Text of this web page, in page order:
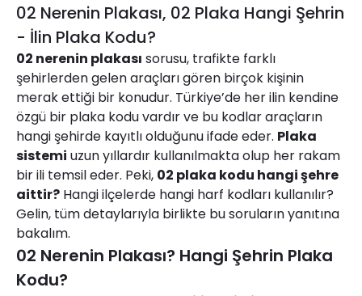
02 Nerenin Plakası, 02 Plaka Hangi Şehrin
- İlin Plaka Kodu?
02 nerenin plakası sorusu, trafikte farklı
şehirlerden gelen araçları gören birçok kişinin
merak ettiği bir konudur. Türkiye’de her ilin kendine
özgü bir plaka kodu vardır ve bu kodlar araçların
hangi şehirde kayıtlı olduğunu ifade eder. Plaka
sistemi uzun yıllardır kullanılmakta olup her rakam
bir ili temsil eder. Peki, 02 plaka kodu hangi şehre
aittir? Hangi ilçelerde hangi harf kodları kullanılır?
Gelin, tüm detaylarıyla birlikte bu soruların yanıtına
bakalım.
02 Nerenin Plakası? Hangi Şehrin Plaka
Kodu?